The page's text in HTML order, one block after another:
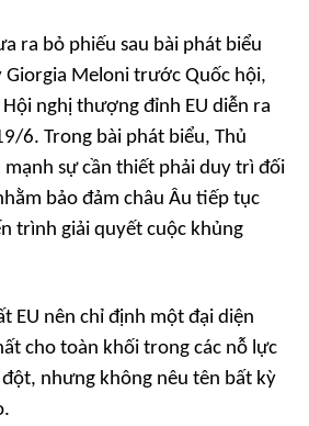
ra bỏ phiếu sau bài phát biểu
Giorgia Meloni trước Quốc hội,
nghị thượng đỉnh EU diễn ra
6. Trong bài phát biểu, Thủ
sự cần thiết phải duy trì đối
bảo đảm châu Âu tiếp tục
trình giải quyết cuộc khủng
EU nên chỉ định một đại diện
cho toàn khối trong các nỗ lực
đột, nhưng không nêu tên bất kỳ